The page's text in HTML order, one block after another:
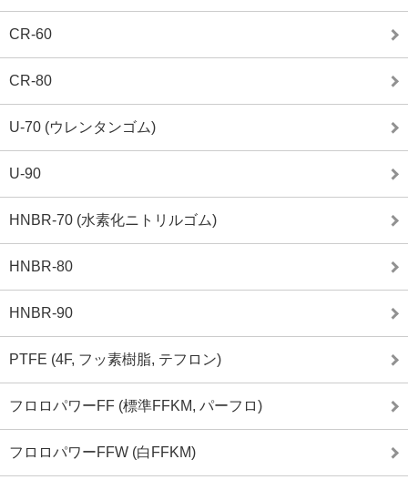
CR-60
CR-80
U-70 (ウレンタンゴム)
U-90
HNBR-70 (水素化ニトリルゴム)
HNBR-80
HNBR-90
PTFE (4F, フッ素樹脂, テフロン)
フロロパワーFF (標準FFKM, パーフロ)
フロロパワーFFW (白FFKM)